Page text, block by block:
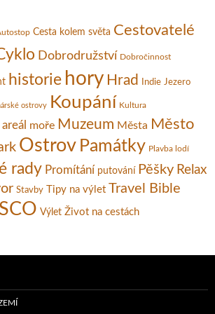
Cesta kolem světa Cestovatelé
Dobrodružství Dobročinnost
historie hory Hrad Indie Jezero
ostrovy Koupání Kultura
moře Muzeum Města Město
Ostrov Památky Plavba lodí
rady Promítání putování Pěšky Relax
Stavby Tipy na výlet Travel Bible
Výlet Život na cestách